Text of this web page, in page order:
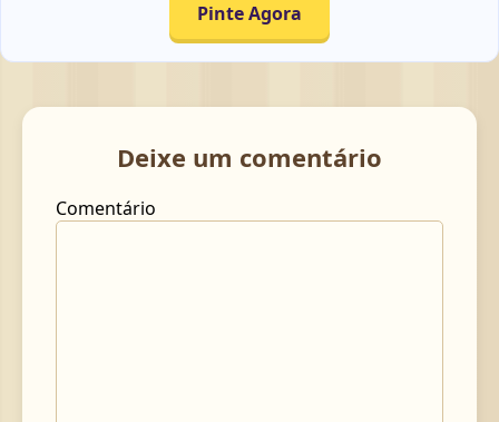
Pinte Agora
Deixe um comentário
Comentário